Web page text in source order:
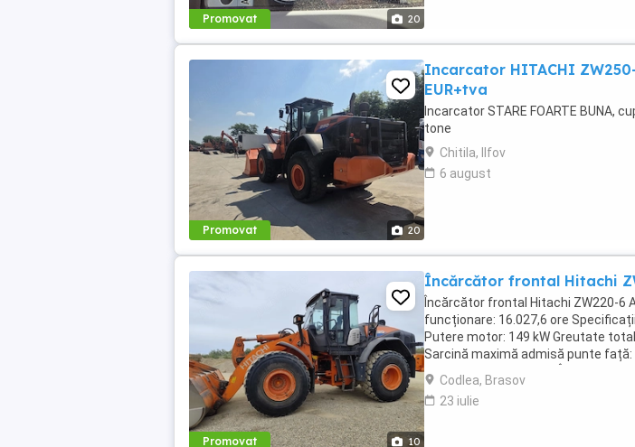
Promovat 20
Promovat 20
Incarcator HITACHI
EUR+tva
Incarcator STARE FOARTE BUNA,
tone
Chitila, Ilfov
6 august
Promovat 10
Încărcător frontal Hitachi
Încărcător frontal Hitachi ZW220-6
funcționare: 16.027,6 ore
Putere motor: 149 kW Greutate
Sarcină maximă admisă punte
punte spate: 11.000 kg Încărcător ...
Codlea, Brasov
23 iulie